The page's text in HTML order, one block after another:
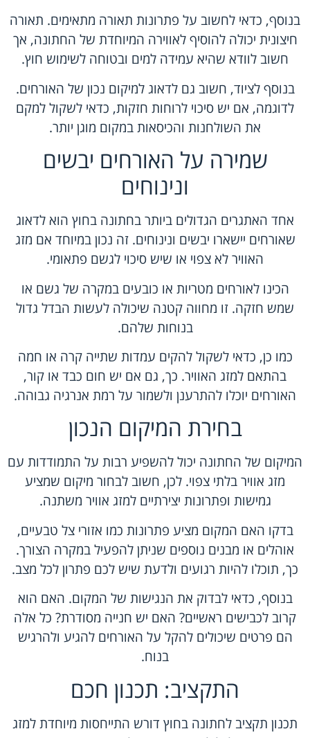
בנוסף, כדאי לחשוב על פתרונות תאורה מתאימים. תאורה
חיצונית יכולה להוסיף לאווירה המיוחדת של החתונה, אך
חשוב לוודא שהיא עמידה למים ובטוחה לשימוש חוץ.
בנוסף לציוד, חשוב גם לדאוג למיקום נכון של האורחים.
לדוגמה, אם יש סיכוי לרוחות חזקות, כדאי לשקול למקם
את השולחנות והכיסאות במקום מוגן יותר.
שמירה על האורחים יבשים
ונינוחים
אחד האתגרים הגדולים ביותר בחתונה בחוץ הוא לדאוג
שאורחים יישארו יבשים ונינוחים. זה נכון במיוחד אם מזג
האוויר לא צפוי או שיש סיכוי לגשם פתאומי.
הכינו לאורחים מטריות או כובעים במקרה של גשם או
שמש חזקה. זו מחווה קטנה שיכולה לעשות הבדל גדול
בנוחות שלהם.
כמו כן, כדאי לשקול להקים עמדות שתייה קרה או חמה
בהתאם למזג האוויר. כך, גם אם יש חום כבד או קור,
האורחים יוכלו להתרענן ולשמור על רמת אנרגיה גבוהה.
בחירת המיקום הנכון
המיקום של החתונה יכול להשפיע רבות על התמודדות עם
מזג אוויר בלתי צפוי. לכן, חשוב לבחור מיקום שמציע
גמישות ופתרונות יצירתיים למזג אוויר משתנה.
בדקו האם המקום מציע פתרונות כמו אזורי צל טבעיים,
אוהלים או מבנים נוספים שניתן להפעיל במקרה הצורך.
כך, תוכלו להיות רגועים ולדעת שיש לכם פתרון לכל מצב.
בנוסף, כדאי לבדוק את הנגישות של המקום. האם הוא
קרוב לכבישים ראשיים? האם יש חנייה מסודרת? כל אלה
הם פרטים שיכולים להקל על האורחים להגיע ולהרגיש
בנוח.
התקציב: תכנון חכם
תכנון תקציב לחתונה בחוץ דורש התייחסות מיוחדת למזג